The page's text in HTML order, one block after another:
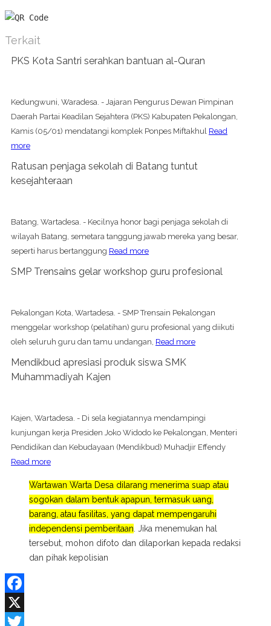
Terkait
PKS Kota Santri serahkan bantuan al-Quran
Kedungwuni, Waradesa. - Jajaran Pengurus Dewan Pimpinan
Daerah Partai Keadilan Sejahtera (PKS) Kabupaten Pekalongan,
Kamis (05/01) mendatangi komplek Ponpes Miftakhul Read
more
Ratusan penjaga sekolah di Batang tuntut
kesejahteraan
Batang, Wartadesa. - Kecilnya honor bagi penjaga sekolah di
wilayah Batang, semetara tanggung jawab mereka yang besar,
seperti harus bertanggung Read more
SMP Trensains gelar workshop guru profesional
Pekalongan Kota, Wartadesa. - SMP Trensain Pekalongan
menggelar workshop (pelatihan) guru profesional yang diikuti
oleh seluruh guru dan tamu undangan, Read more
Mendikbud apresiasi produk siswa SMK
Muhammadiyah Kajen
Kajen, Wartadesa. - Di sela kegiatannya mendampingi
kunjungan kerja Presiden Joko Widodo ke Pekalongan, Menteri
Pendidikan dan Kebudayaan (Mendikbud) Muhadjir Effendy
Read more
Wartawan Warta Desa dilarang menerima suap atau
sogokan dalam bentuk apapun, termasuk uang,
barang, atau fasilitas, yang dapat mempengaruhi
independensi pemberitaan . Jika menemukan hal
tersebut, mohon difoto dan dilaporkan kepada redaksi
dan pihak kepolisian
Facebook
X